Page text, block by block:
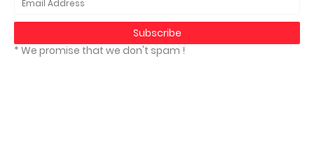
* We promise that we don't spam !